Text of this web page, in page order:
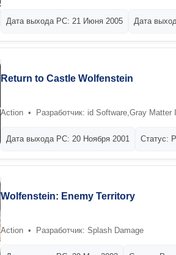
Дата выхода PC: 21 Июня 2005 Дата
Return to Castle Wolfenstein
Action • Разработчик: id Software,Gray Matter
Дата выхода PC: 20 Ноября 2001 Статус:
Wolfenstein: Enemy Territory
Action • Разработчик: Splash Damage